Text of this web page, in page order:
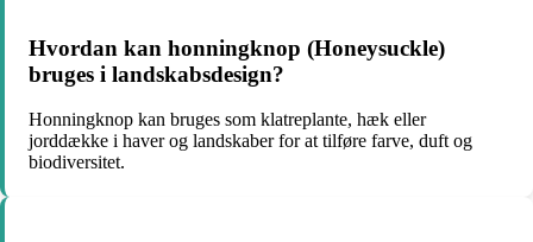
Hvordan kan honningknop (Honeysuckle)
bruges i landskabsdesign?
Honningknop kan bruges som klatreplante, hæk eller
jorddække i haver og landskaber for at tilføre farve, duft og
biodiversitet.